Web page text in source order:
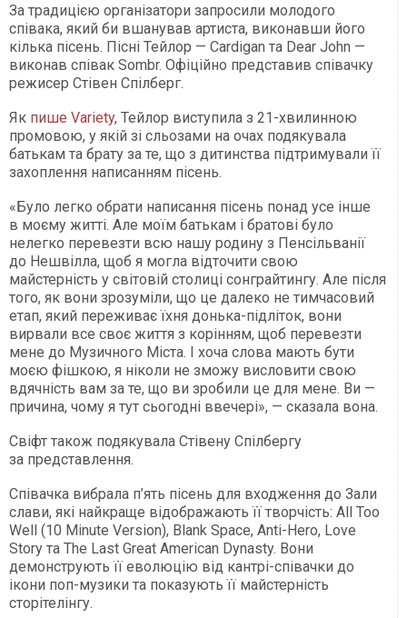
За традицією організатори запросили молодого
співака, який би вшанував артиста, виконавши його
кілька пісень. Пісні Тейлор — Cardigan та Dear John —
виконав співак Sombr. Офіційно представив співачку
режисер Стівен Спілберг.
Як пише Variety, Тейлор виступила з 21-хвилинною
промовою, у якій зі сльозами на очах подякувала
батькам та брату за те, що з дитинства підтримували її
захоплення написанням пісень.
«Було легко обрати написання пісень понад усе інше
в моєму житті. Але моїм батькам і братові було
нелегко перевезти всю нашу родину з Пенсільванії
до Нешвілла, щоб я могла відточити свою
майстерність у світовій столиці сонграйтингу. Але після
того, як вони зрозуміли, що це далеко не тимчасовий
етап, який переживає їхня донька-підліток, вони
вирвали все своє життя з корінням, щоб перевезти
мене до Музичного Міста. І хоча слова мають бути
моєю фішкою, я ніколи не зможу висловити свою
вдячність вам за те, що ви зробили це для мене. Ви —
причина, чому я тут сьогодні ввечері», — сказала вона.
Свіфт також подякувала Стівену Спілбергу
за представлення.
Співачка вибрала п’ять пісень для входження до Зали
слави, які найкраще відображають її творчість: All Too
Well (10 Minute Version), Blank Space, Anti-Hero, Love
Story та The Last Great American Dynasty. Вони
демонструють її еволюцію від кантрі-співачки до
ікони поп-музики та показують її майстерність
сторітелінгу.